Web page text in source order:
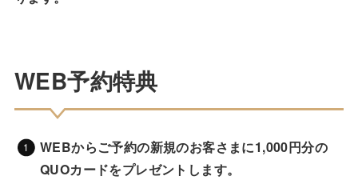
WEB予約特典
WEBからご予約の新規のお客さまに1,000円分の
QUOカードをプレゼントします。